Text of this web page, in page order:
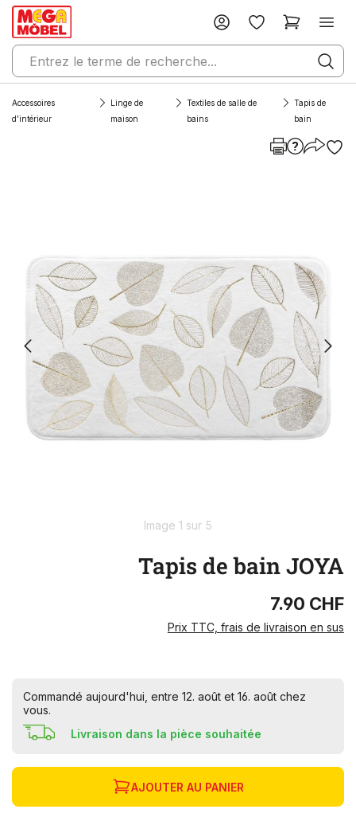
Accessoires
d'intérieur
Linge de
maison
Textiles de salle de
bains
Tapis de
bain
Image 1 sur 5
Tapis de bain JOYA
7.90 CHF
Prix TTC, frais de livraison en sus
Commandé aujourd'hui, entre 12. août et 16. août chez
vous.
Livraison dans la pièce souhaitée
AJOUTER AU PANIER